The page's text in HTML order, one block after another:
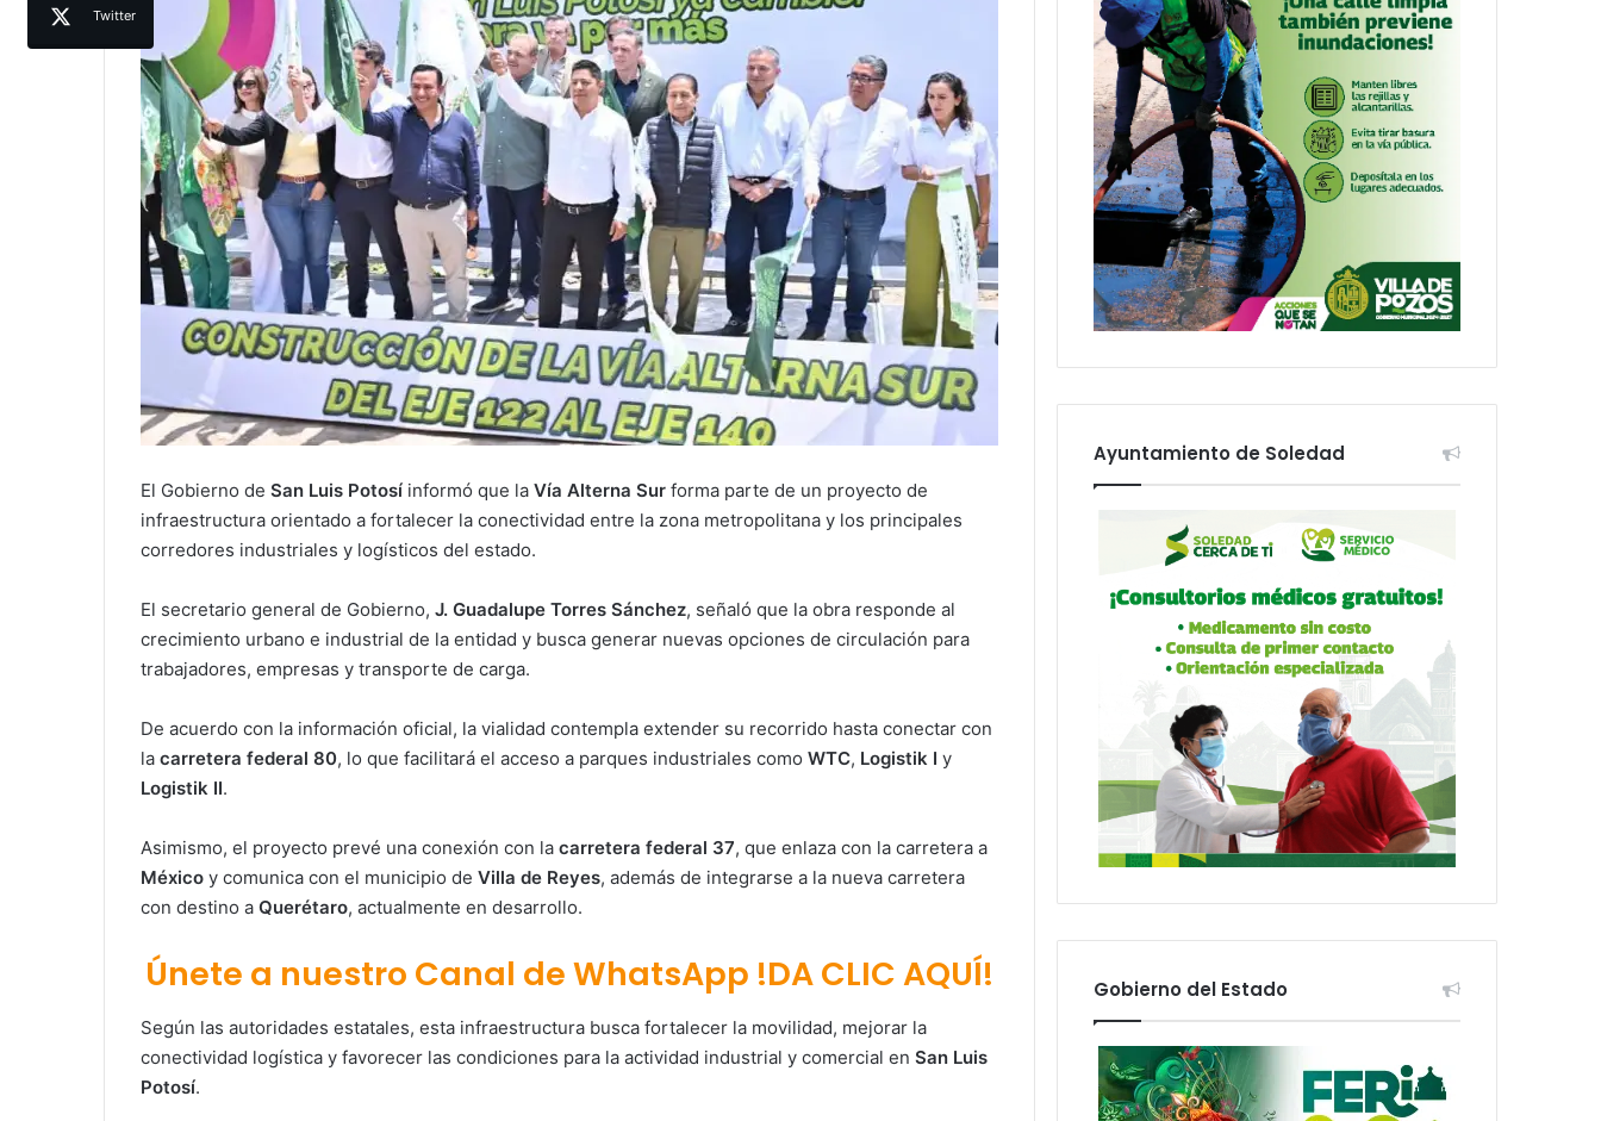
Twitter
El Gobierno de San Luis Potosí informó que la Vía Alterna Sur forma parte de un proyecto de
infraestructura orientado a fortalecer la conectividad entre la zona metropolitana y los principales
corredores industriales y logísticos del estado.
El secretario general de Gobierno, J. Guadalupe Torres Sánchez, señaló que la obra responde al
crecimiento urbano e industrial de la entidad y busca generar nuevas opciones de circulación para
trabajadores, empresas y transporte de carga.
De acuerdo con la información oficial, la vialidad contempla extender su recorrido hasta conectar con
la carretera federal 80, lo que facilitará el acceso a parques industriales como WTC, Logistik I y
Logistik II.
Asimismo, el proyecto prevé una conexión con la carretera federal 37, que enlaza con la carretera a
México y comunica con el municipio de Villa de Reyes, además de integrarse a la nueva carretera
con destino a Querétaro, actualmente en desarrollo.
Únete a nuestro Canal de WhatsApp !DA CLIC AQUÍ!
Según las autoridades estatales, esta infraestructura busca fortalecer la movilidad, mejorar la
conectividad logística y favorecer las condiciones para la actividad industrial y comercial en San Luis
Potosí.
Paty Aradillas destaca impacto del
nuevo desnivel de Circuito Potosí
en la movilidad de Villa de Pozos
Ayuntamiento de Soledad
Gobierno del Estado